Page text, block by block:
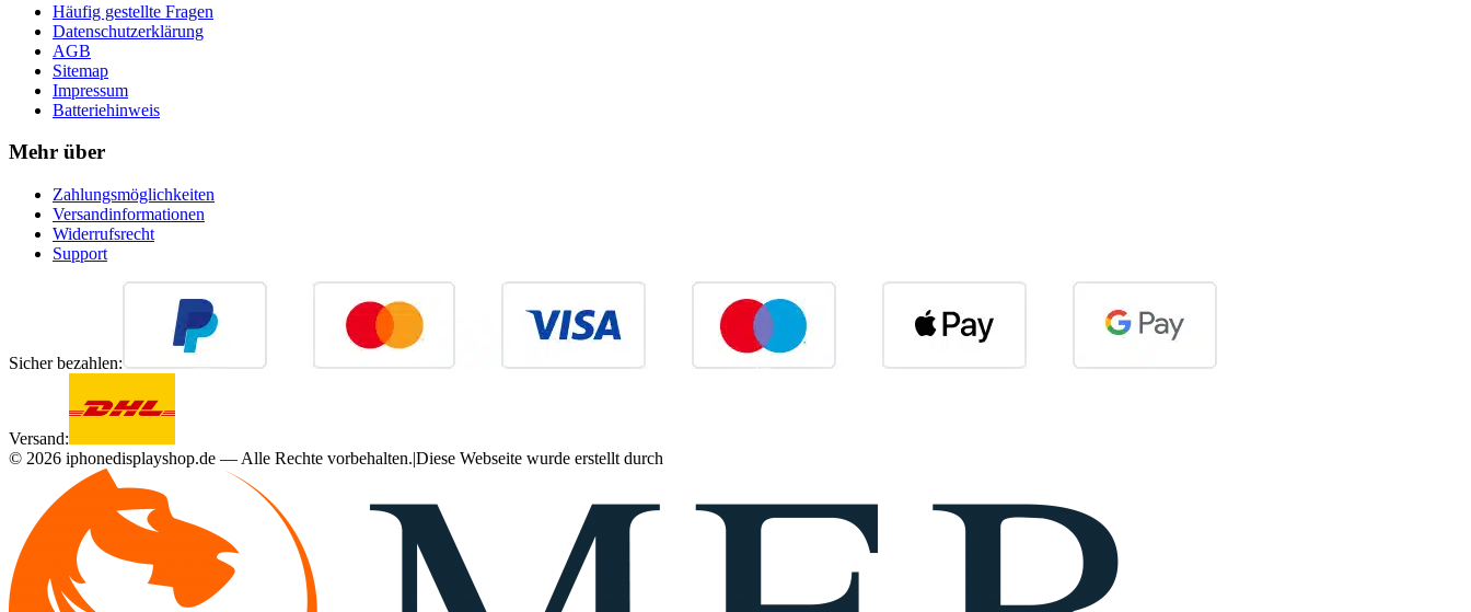
Häufig gestellte Fragen
Datenschutzerklärung
AGB
Sitemap
Impressum
Batteriehinweis
Mehr über
Zahlungsmöglichkeiten
Versandinformationen
Widerrufsrecht
Support
Sicher bezahlen:
Versand:
© 2026 iphonedisplayshop.de — Alle Rechte vorbehalten.|Diese Webseite wurde erstellt durch